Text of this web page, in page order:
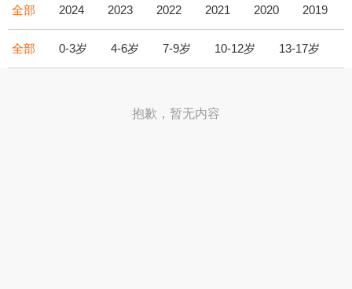
全部 2024 2023 2022 2021 2020 2019
全部 0-3岁 4-6岁 7-9岁 10-12岁 13-17岁
抱歉，暂无内容